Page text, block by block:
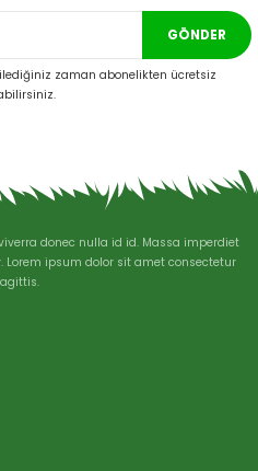
olmalı.
GÖNDER
zaman abonelikten ücretsiz
donec nulla id id. Massa imperdiet
ipsum dolor sit amet consectetur